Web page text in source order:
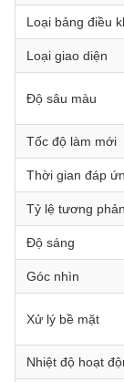
Loại bảng điều
Loại giao diện
Độ sâu màu
Tốc độ làm mới
Thời gian đáp
Tỷ lệ tương phản
Độ sáng
Góc nhìn
Xử lý bề mặt
Nhiệt độ hoạt